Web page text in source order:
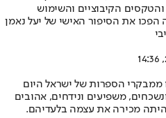
הקיבוציים והשימוש
הפכו את הסיפור האישי של יעל נאמן
ביקשנו ממבקרי הספרות של ישראל היום
זכורים ונשכחים, משפיעים ונידחים, אהובים
מכירה את עצמה בלעדיהם.